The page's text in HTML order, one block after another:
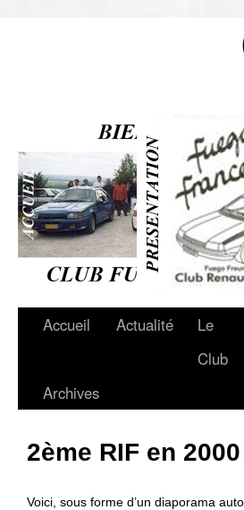
Accueil Actualité
Le
Club
Archives
2ème RIF en 2000
Voici, sous forme d’un diaporama